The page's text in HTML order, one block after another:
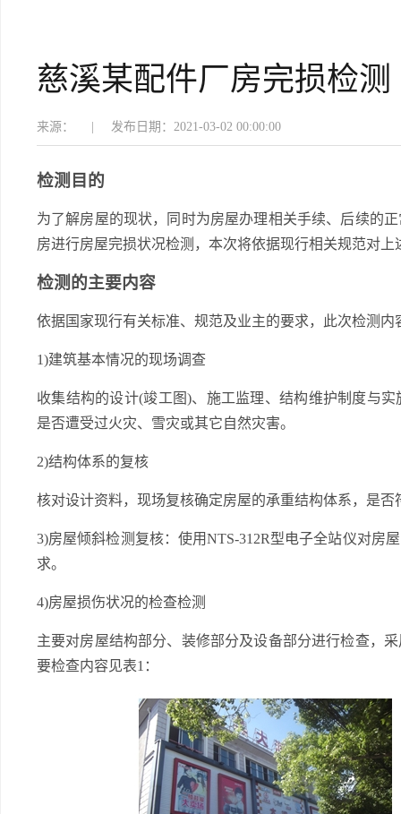
慈溪某配件厂房完损检测
来源： 发布日期：2021-03-02 00:00:00
检测目的
为了解房屋的现状，同时为房屋办理相关手续、后续的
房进行房屋完损状况检测，本次将依据现行相关规范对上
检测的主要内容
依据国家现行有关标准、规范及业主的要求，此次检测内
1)建筑基本情况的现场调查
收集结构的设计(竣工图)、施工监理、结构维护制度与
是否遭受过火灾、雪灾或其它自然灾害。
2)结构体系的复核
核对设计资料，现场复核确定房屋的承重结构体系，是
3)房屋倾斜检测复核：使用NTS-312R型电子全站仪对房
求。
4)房屋损伤状况的检查检测
主要对房屋结构部分、装修部分及设备部分进行检查，
要检查内容见表1：